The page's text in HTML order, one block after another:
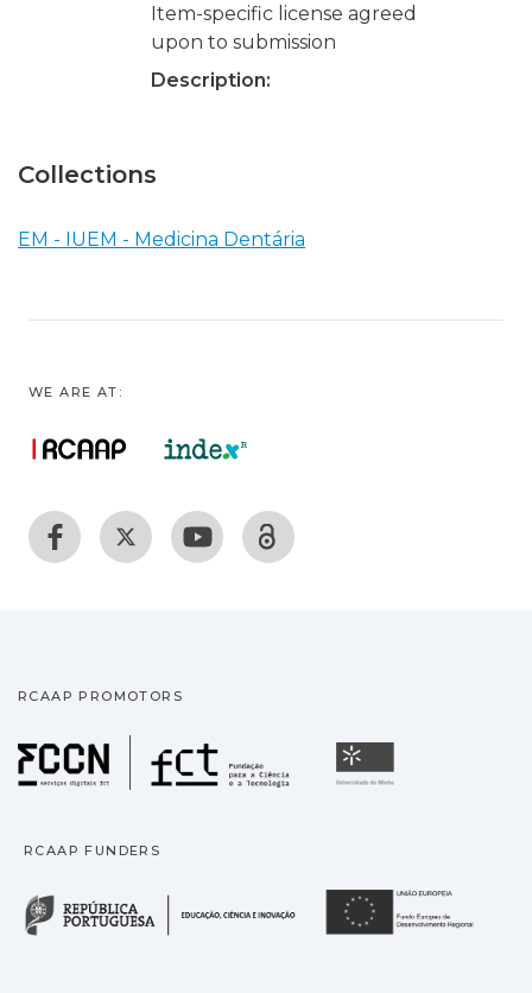
Item-specific license agreed
upon to submission
Description:
Collections
EM - IUEM - Medicina Dentária
WE ARE AT:
RCAAP PROMOTORS
Fundação para a
RCAAP FUNDERS
República Portuguesa